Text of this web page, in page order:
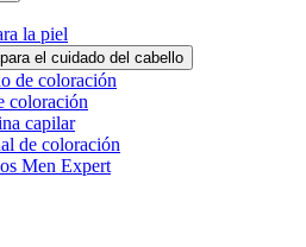
la piel
el cuidado del cabello
de coloración
coloración
capilar
de coloración
Men Expert